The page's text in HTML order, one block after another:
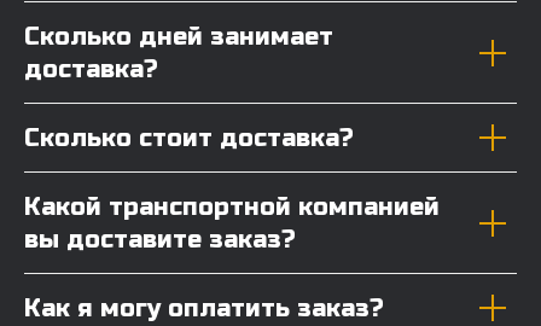
Сколько дней занимает
доставка?
Сколько стоит доставка?
Какой транспортной компанией
вы доставите заказ?
Как я могу оплатить заказ?